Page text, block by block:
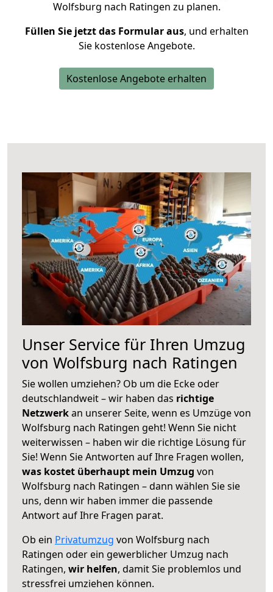
Wolfsburg nach Ratingen zu planen.
Füllen Sie jetzt das Formular aus, und erhalten
Sie kostenlose Angebote.
Kostenlose Angebote erhalten
Unser Service für Ihren Umzug
von Wolfsburg nach Ratingen
Sie wollen umziehen? Ob um die Ecke oder
deutschlandweit – wir haben das richtige
Netzwerkan unserer Seite, wenn es Umzüge von
Wolfsburg nach Ratingen geht! Wenn Sie nicht
weiterwissen – haben wir die richtige Lösung für
Sie! Wenn Sie Antworten auf Ihre Fragen wollen,
was kostet überhaupt mein Umzug von
Wolfsburg nach Ratingen – dann wählen Sie sie
uns, denn wir haben immer die passende
Antwort auf Ihre Fragen parat.
Ob ein Privatumzug von Wolfsburg nach
Ratingen oder ein gewerblicher Umzug nach
Ratingen, wir helfen, damit Sie problemlos und
stressfrei umziehen können.